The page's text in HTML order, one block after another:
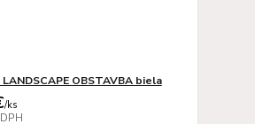
OBSTAVBA biela
/ks